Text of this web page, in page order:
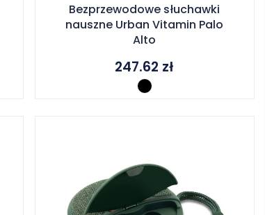
Bezprzewodowe słuchawki
nauszne Urban Vitamin Palo
Alto
247.62 zł